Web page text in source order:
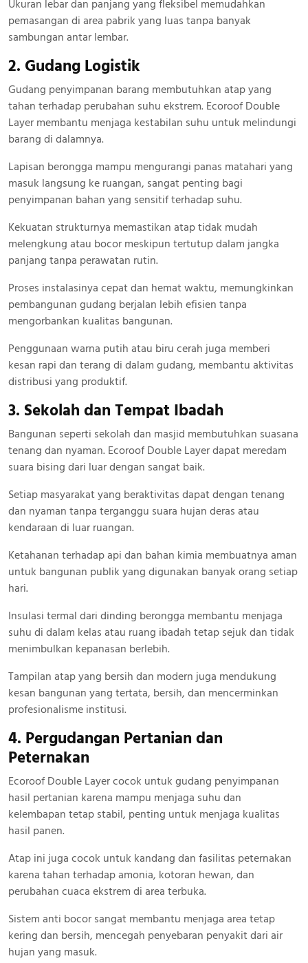
Ukuran lebar dan panjang yang fleksibel memudahkan
pemasangan di area pabrik yang luas tanpa banyak
sambungan antar lembar.
2. Gudang Logistik
Gudang penyimpanan barang membutuhkan atap yang
tahan terhadap perubahan suhu ekstrem. Ecoroof Double
Layer membantu menjaga kestabilan suhu untuk melindungi
barang di dalamnya.
Lapisan berongga mampu mengurangi panas matahari yang
masuk langsung ke ruangan, sangat penting bagi
penyimpanan bahan yang sensitif terhadap suhu.
Kekuatan strukturnya memastikan atap tidak mudah
melengkung atau bocor meskipun tertutup dalam jangka
panjang tanpa perawatan rutin.
Proses instalasinya cepat dan hemat waktu, memungkinkan
pembangunan gudang berjalan lebih efisien tanpa
mengorbankan kualitas bangunan.
Penggunaan warna putih atau biru cerah juga memberi
kesan rapi dan terang di dalam gudang, membantu aktivitas
distribusi yang produktif.
3. Sekolah dan Tempat Ibadah
Bangunan seperti sekolah dan masjid membutuhkan suasana
tenang dan nyaman. Ecoroof Double Layer dapat meredam
suara bising dari luar dengan sangat baik.
Setiap masyarakat yang beraktivitas dapat dengan tenang
dan nyaman tanpa terganggu suara hujan deras atau
kendaraan di luar ruangan.
Ketahanan terhadap api dan bahan kimia membuatnya aman
untuk bangunan publik yang digunakan banyak orang setiap
hari.
Insulasi termal dari dinding berongga membantu menjaga
suhu di dalam kelas atau ruang ibadah tetap sejuk dan tidak
menimbulkan kepanasan berlebih.
Tampilan atap yang bersih dan modern juga mendukung
kesan bangunan yang tertata, bersih, dan mencerminkan
profesionalisme institusi.
4. Pergudangan Pertanian dan
Peternakan
Ecoroof Double Layer cocok untuk gudang penyimpanan
hasil pertanian karena mampu menjaga suhu dan
kelembapan tetap stabil, penting untuk menjaga kualitas
hasil panen.
Atap ini juga cocok untuk kandang dan fasilitas peternakan
karena tahan terhadap amonia, kotoran hewan, dan
perubahan cuaca ekstrem di area terbuka.
Sistem anti bocor sangat membantu menjaga area tetap
kering dan bersih, mencegah penyebaran penyakit dari air
hujan yang masuk.